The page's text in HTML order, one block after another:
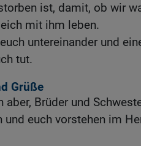
ist, damit, ob wir
mit ihm leben.
untereinander und
tut.
Grüße
aber, Brüder und
und euch vorstehen im